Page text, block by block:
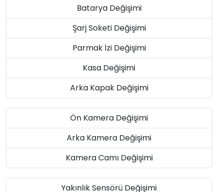
Batarya Değişimi
Şarj Soketi Değişimi
Parmak İzi Değişimi
Kasa Değişimi
Arka Kapak Değişimi
Ön Kamera Değişimi
Arka Kamera Değişimi
Kamera Camı Değişimi
Yakınlık Sensörü Değişimi